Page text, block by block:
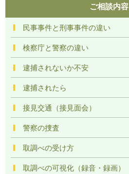
ご相談内容
民事事件と刑事事件の違い
検察庁と警察の違い
逮捕されないか不安
逮捕されたら
接見交通（接見面会）
警察の捜査
取調べの受け方
取調べの可視化（録音・録画）